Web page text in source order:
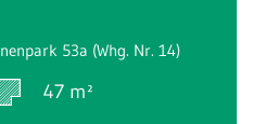
53a (Whg. Nr. 14)
47 m²